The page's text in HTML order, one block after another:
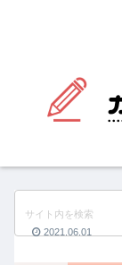
2021.06.01